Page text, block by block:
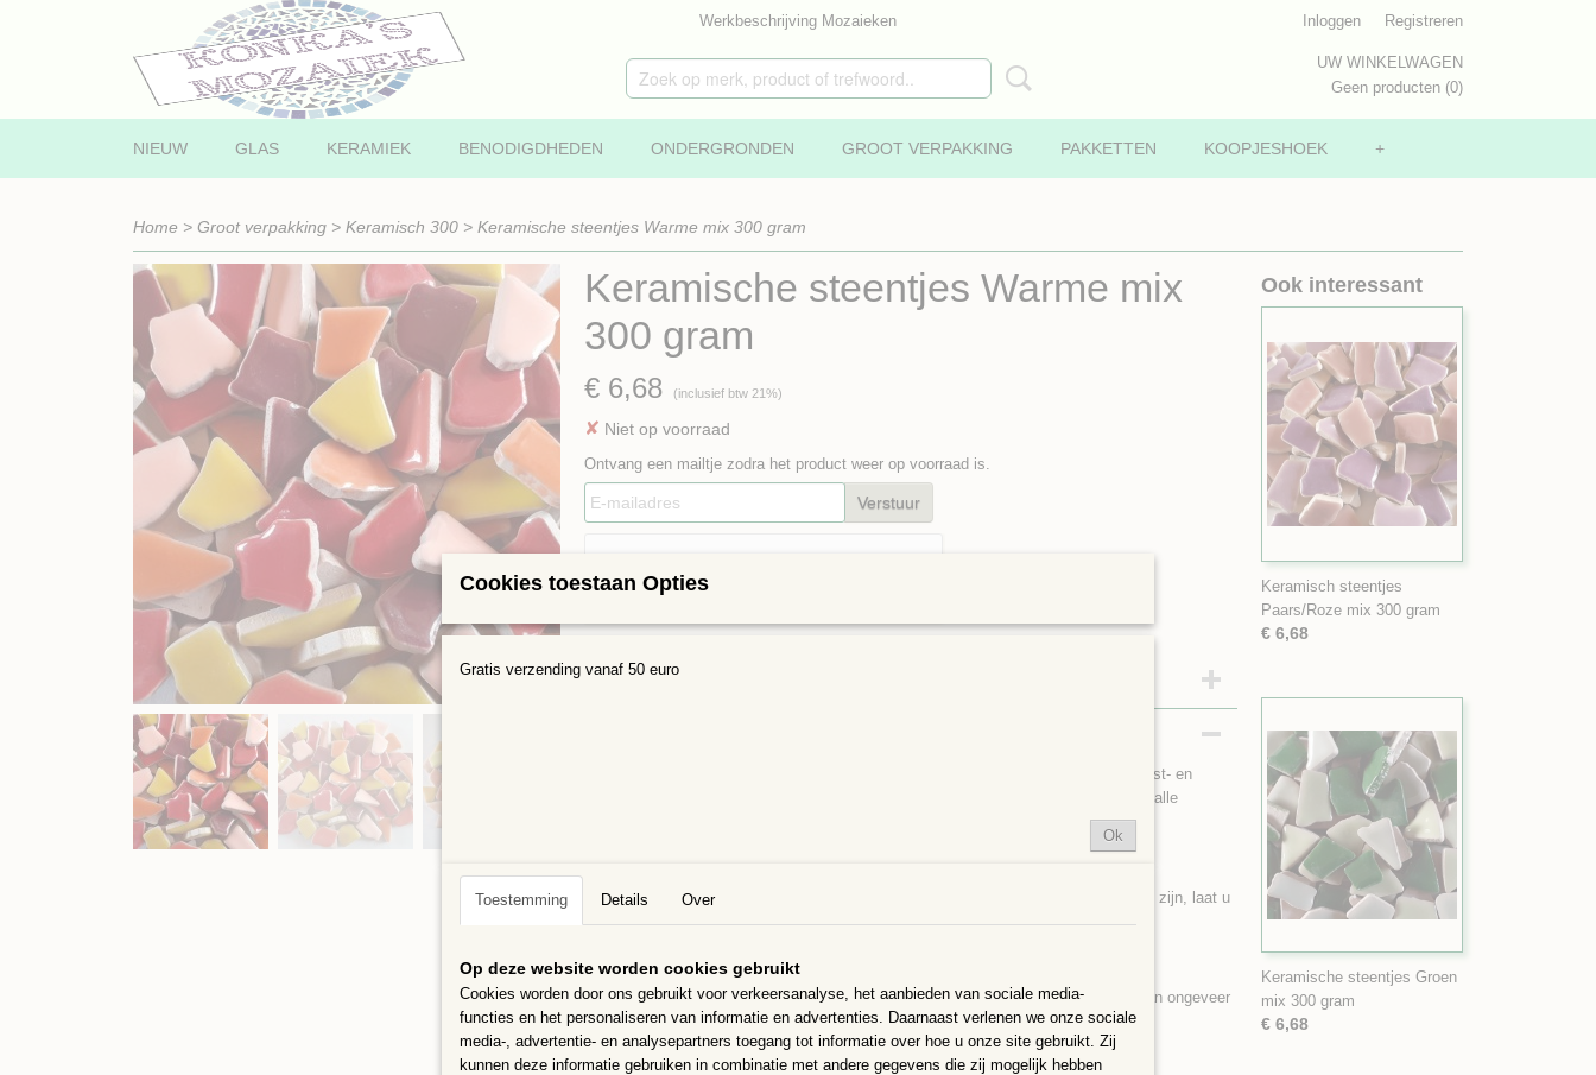
Werkbeschrijving Mozaieken Inloggen Registreren
UW WINKELWAGEN
Geen producten (0)
NIEUW GLAS KERAMIEK BENODIGDHEDEN ONDERGRONDEN GROOT VERPAKKING PAKKETTEN KOOPJESHOEK +
Home > Groot verpakking > Keramisch 300 > Keramische steentjes Warme mix 300 gram
Keramische steentjes Warme mix
300 gram
€ 6,68 (inclusief btw 21%)
✘ Niet op voorraad
Ontvang een mailtje zodra het product weer op voorraad is.
Verstuur
Specificaties
Keramische steentjes, Dubbelgebakken puzzelstukjes van eerste klas klei met vorst- en
krasbestendige glazuur, waardoor ze optimaal zijn voor gebruik binnen en buiten in alle
Het zijn puzzelstukjes, er is geen gereedschap voor nodig, de stukjes zijn zoals ze zijn, laat u
verrassen voor het eindresultaat.
Verschillende vormen 4 tot 20 mm groot en 4mm dik
In 300 gram per zakje zitten ongeveer 180 steentjes dat bedekt een oppervlakte van ongeveer
400 cm2
Kleuren kunnen iets afwijken van de foto
Ook interessant
Keramisch steentjes
Paars/Roze mix 300 gram
€ 6,68
Keramische steentjes Groen
mix 300 gram
€ 6,68
Cookies toestaan Opties
Gratis verzending vanaf 50 euro
Ok
Toestemming Details Over
Op deze website worden cookies gebruikt
Cookies worden door ons gebruikt voor verkeersanalyse, het aanbieden van sociale media-
functies en het personaliseren van informatie en advertenties. Daarnaast verlenen we onze sociale
media-, advertentie- en analysepartners toegang tot informatie over hoe u onze site gebruikt. Zij
kunnen deze informatie gebruiken in combinatie met andere gegevens die zij mogelijk hebben